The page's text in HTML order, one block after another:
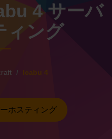
4 サーバ
ィング
Icabu 4
ホスティング